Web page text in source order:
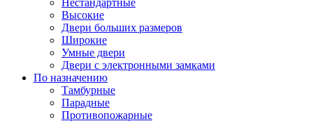
Высокие
Двери больших размеров
Широкие
Умные двери
Двери с электронными замками
По назначению
Тамбурные
Парадные
Противопожарные